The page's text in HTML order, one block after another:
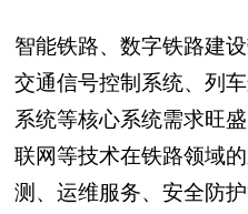
智能铁路、数字铁路建
交通信号控制系统、列
系统等核心系统需求旺
联网等技术在铁路领域
测、运维服务、安全防